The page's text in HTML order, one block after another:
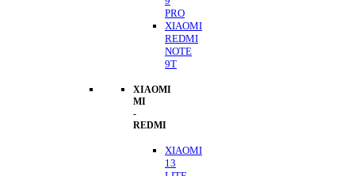
PRO
XIAOMI
REDMI
NOTE
9T
XIAOMI
MI
-
REDMI
XIAOMI
13